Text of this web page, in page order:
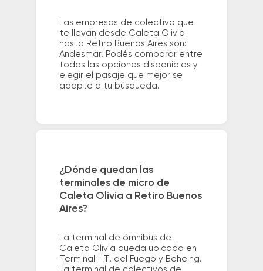
Las empresas de colectivo que
te llevan desde Caleta Olivia
hasta Retiro Buenos Aires son:
Andesmar. Podés comparar entre
todas las opciones disponibles y
elegir el pasaje que mejor se
adapte a tu búsqueda.
¿Dónde quedan las
terminales de micro de
Caleta Olivia a Retiro Buenos
Aires?
La terminal de ómnibus de
Caleta Olivia queda ubicada en
Terminal - T. del Fuego y Beheing.